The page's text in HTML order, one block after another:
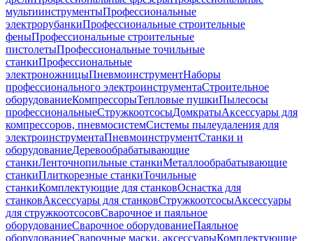
мультиинструментыПрофессиональные
электрорубанкиПрофессиональные строительные
феныПрофессиональные строительные
пистолетыПрофессиональные точильные
станкиПрофессиональные
электроножницыПневмоинструментНаборы
профессионального электроинструментаСтроительное
оборудованиеКомпрессорыТепловые пушкиПылесосы
профессиональныеСтружкоотсосыДомкратыАксессуары для
компрессоров, пневмосистемСистемы пылеудаления для
электроинструментаПневмоинструментСтанки и
оборудованиеДеревообрабатывающие
станкиЛенточнопильные станкиМеталлообрабатывающие
станкиПлиткорезные станкиТочильные
станкиКомплектующие для станковОснастка для
станковАксессуары для станковСтружкоотсосыАксессуары
для стружкоотсосовСварочное и паяльное
оборудованиеСварочное оборудованиеПаяльное
оборудованиеСварочные маски, аксессуарыКомплектующие